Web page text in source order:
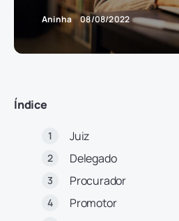
Aninha 08/08/2022
Índice
Juiz
Delegado
Procurador
Promotor